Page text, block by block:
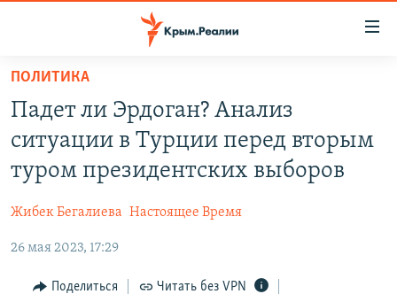
Вернуться
основному
содержанию
Вернутся
главной
Вернутся
СПЕЦПРОЕКТЫ
11 ЛЕТ ОККУПАЦИИ КРЫМА. 11 ИСТОРИЙ СОПРОТИВЛЕНИЯ
ВОДА
ЕЩЕ
ИНТЕРАКТИВ
ИНФОГРАФИКА
РАДІО СВОБОДА
КАК ОБОЙТИ БЛОКИРОВКУ
ПОЛИТИКА
Падет ли Эрдоган? Анализ
ситуации в Турции перед вторым
туром президентских выборов
Жибек Бегалиева Настоящее Время
26 мая 2023, 17:29
Поделиться Читать без VPN